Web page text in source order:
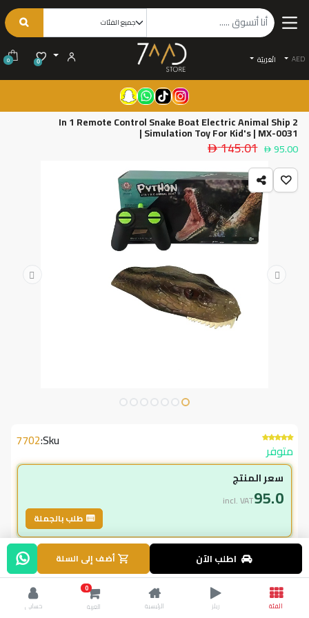
AED الْعَرَبيّة 0
0
2 In 1 Remote Control Snake Boat Electric Animal Ship
Simulation Toy For Kid's | MX-0031 |
95.00
145.01
متوفر
Sku:
7702
سعر المنتج
95.0
incl. VAT
طلب بالجملة
لاعضاء ال vip
95.00
incl. VAT
145.00 وفر50.00
اطلب الآن أضف إلى السلة
الفئة ريلز الرئيسية
0
العربة
حسابي